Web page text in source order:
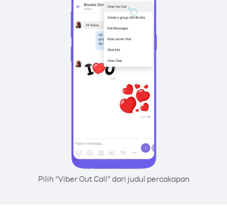
Pilih “Viber Out Call” dari judul percakapan